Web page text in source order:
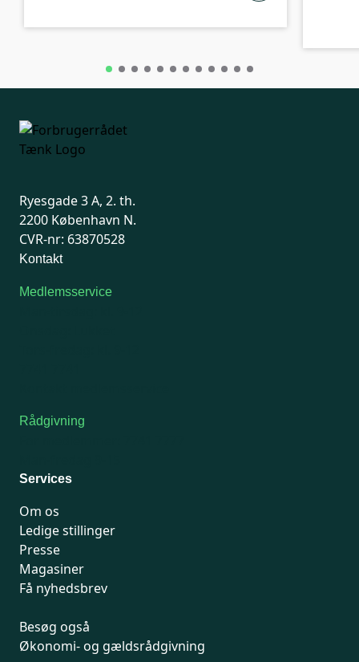
Ryesgade 3 A, 2. th.
2200 København N.
CVR-nr: 63870528
Kontakt
Medlemsservice
Rådgivning
Services
Om os
Ledige stillinger
Presse
Magasiner
Få nyhedsbrev
Besøg også
Økonomi- og gældsrådgivning